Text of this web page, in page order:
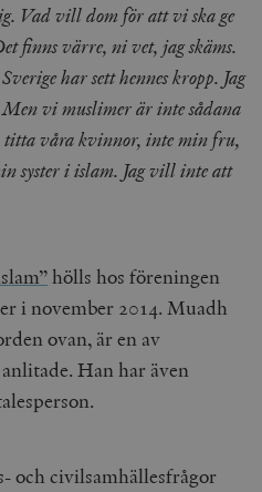
Vad vill dom för att vi ska ge
finns värre, ni vet, jag skäms.
har sett hennes kropp. Jag
vi muslimer är inte sådana
våra kvinnor, inte min fru,
syster i islam. Jag vill inte att
hölls hos föreningen
i november 2014. Muadh
ovan, är en av
Han har även
och civilsamhällesfrågor